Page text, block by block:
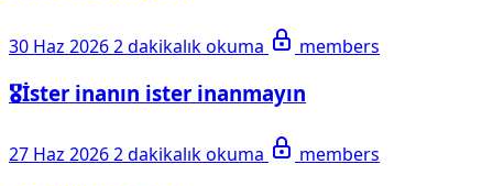
30 Haz 20262 dakikalık okuma members
🎖️İster inanın ister inanmayın
27 Haz 20262 dakikalık okuma members